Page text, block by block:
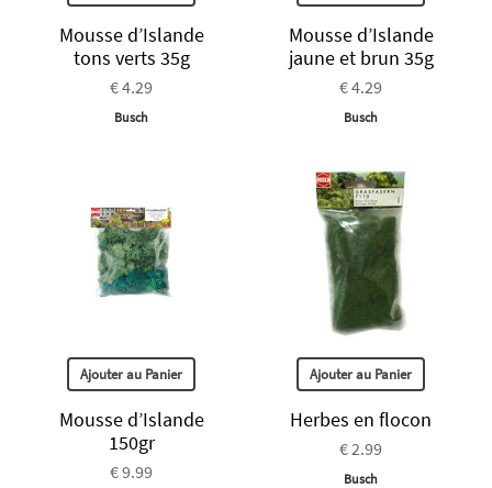
Mousse d’Islande
tons verts 35g
€ 4.29
Busch
Mousse d’Islande
jaune et brun 35g
€ 4.29
Busch
Ajouter au Panier
Mousse d’Islande
150gr
€ 9.99
Ajouter au Panier
Herbes en flocon
€ 2.99
Busch